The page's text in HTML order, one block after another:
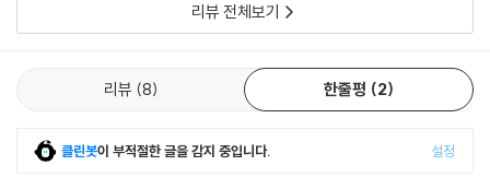
리뷰 전체보기
리뷰 8 한줄평 2
클린봇이 부적절한 글을 감지 중입니다. 설정